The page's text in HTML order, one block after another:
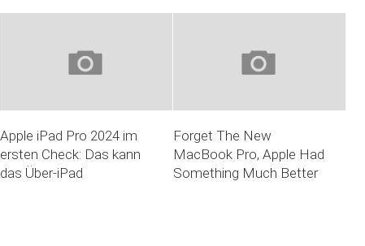
Apple iPad Pro 2024 im
ersten Check: Das kann
das Über-iPad
Forget The New
MacBook Pro, Apple Had
Something Much Better